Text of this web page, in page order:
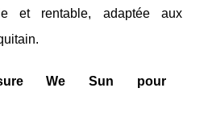
et rentable, adaptée aux
We Sun pour